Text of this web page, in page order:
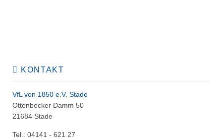
KONTAKT
VfL von 1850 e.V. Stade
Ottenbecker Damm 50
21684 Stade
Tel.: 04141 - 621 27